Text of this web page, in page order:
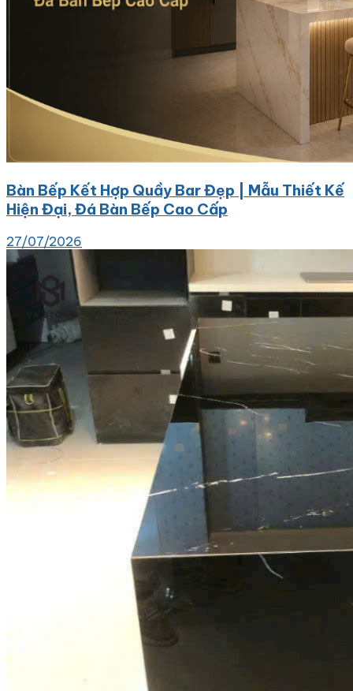
Bàn Bếp Kết Hợp Quầy Bar Đẹp | Mẫu Thiết Kế
Hiện Đại, Đá Bàn Bếp Cao Cấp
27/07/2026